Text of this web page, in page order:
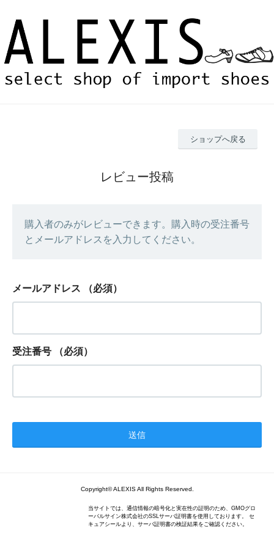
ショップへ戻る
レビュー投稿
購入者のみがレビューできます。購入時の受注番号
とメールアドレスを入力してください。
メールアドレス （必須）
受注番号 （必須）
Copyright© ALEXIS All Rights Reserved.
当サイトでは、通信情報の暗号化と実在性の証明のため、GMOグロ
ーバルサイン株式会社のSSLサーバ証明書を使用しております。 セ
キュアシールより、サーバ証明書の検証結果をご確認ください。